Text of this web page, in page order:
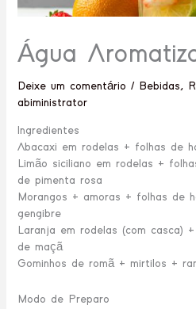
Água
Deixe um comentário / Bebidas,
abiministrator
Ingredientes
Abacaxi em rodelas + folhas de
Limão siciliano em rodelas +
de pimenta rosa
Morangos + amoras + folhas de
gengibre
Laranja em rodelas (com casca)
de maçã
Gominhos de romã + mirtilos +
Modo de Preparo